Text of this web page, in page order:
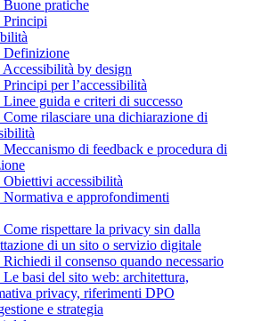
Buone pratiche
Principi
Definizione
Accessibilità by design
Principi per l’accessibilità
Linee guida e criteri di successo
Come rilasciare una dichiarazione di
Meccanismo di feedback e procedura di
Obiettivi accessibilità
Normativa e approfondimenti
Come rispettare la privacy sin dalla
di un sito o servizio digitale
Richiedi il consenso quando necessario
Le basi del sito web: architettura,
privacy, riferimenti DPO
e strategia